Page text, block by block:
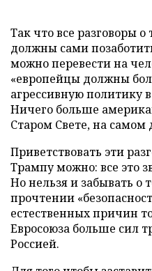
Так что все разговоры
должны сами
можно перевести на
«европейцы должны
агрессивную политику
Ничего больше
Старом Свете, на самом
Приветствовать эти
Трампу можно: все это
Но нельзя и забывать о
прочтении
естественных причин
Евросоюза больше сил
Россией.